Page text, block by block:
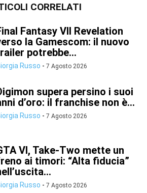
CORRELATI
Fantasy VII Revelation
la Gamescom: il nuovo
potrebbe...
Russo - 7 Agosto 2026
supera persino i suoi
d’oro: il franchise non è...
Russo - 7 Agosto 2026
VI, Take-Two mette un
ai timori: “Alta fiducia”
Russo - 7 Agosto 2026